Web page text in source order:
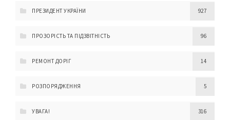
ПРЕЗИДЕНТ УКРАЇНИ 927
ПРОЗОРІСТЬ ТА ПІДЗВІТНІСТЬ 96
РЕМОНТ ДОРІГ 14
РОЗПОРЯДЖЕННЯ 5
УВАГА! 316